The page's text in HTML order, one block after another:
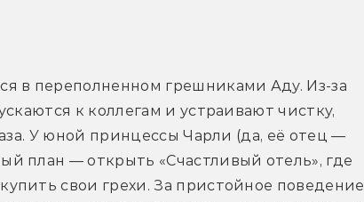
в переполненном грешниками Аду. Из-за
к коллегам и устраивают чистку,
У юной принцессы Чарли (да, её отец —
план — открыть «Счастливый отель», где
свои грехи. За пристойное поведение